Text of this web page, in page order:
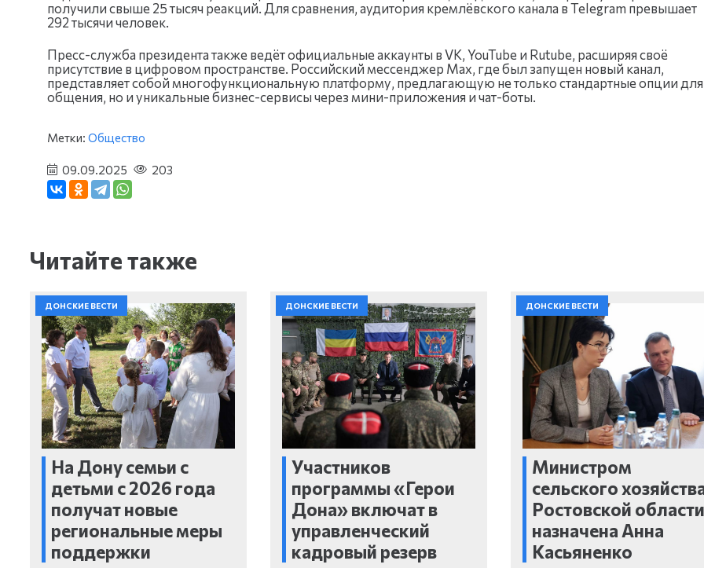
получили свыше 25 тысяч реакций. Для сравнения, аудитория кремлёвского канала в Telegram превышает
292 тысячи человек.
Пресс-служба президента также ведёт официальные аккаунты в VK, YouTube и Rutube, расширяя своё
присутствие в цифровом пространстве. Российский мессенджер Max, где был запущен новый канал,
представляет собой многофункциональную платформу, предлагающую не только стандартные опции для
общения, но и уникальные бизнес-сервисы через мини-приложения и чат-боты.
Метки: Общество
09.09.2025 203
Читайте также
ДОНСКИЕ ВЕСТИ
На Дону семьи с
детьми с 2026 года
получат новые
региональные меры
поддержки
ДОНСКИЕ ВЕСТИ
Участников
программы «Герои
Дона» включат в
управленческий
кадровый резерв
ДОНСКИЕ ВЕСТИ
Министром
сельского
Ростовской области
назначена Анна
Касьяненко